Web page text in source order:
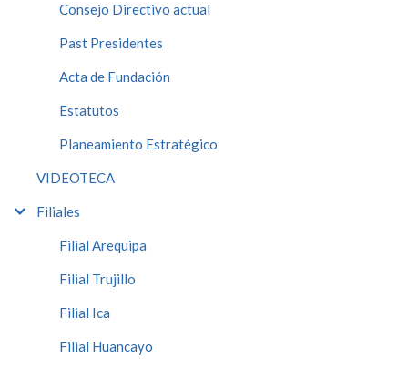
Consejo Directivo actual
Past Presidentes
Acta de Fundación
Estatutos
Planeamiento Estratégico
VIDEOTECA
Filiales
Filial Arequipa
Filial Trujillo
Filial Ica
Filial Huancayo